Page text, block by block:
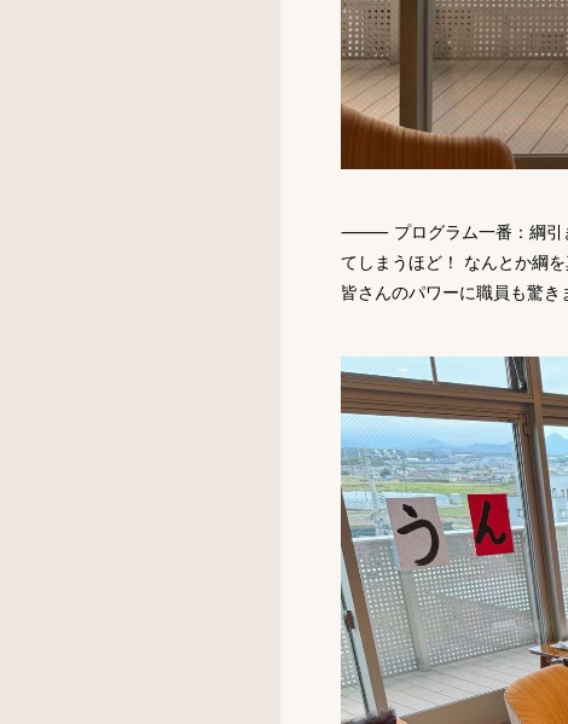
⸻ プログラム一番：綱引き
てしまうほど！ なんとか綱
皆さんのパワーに職員も驚き